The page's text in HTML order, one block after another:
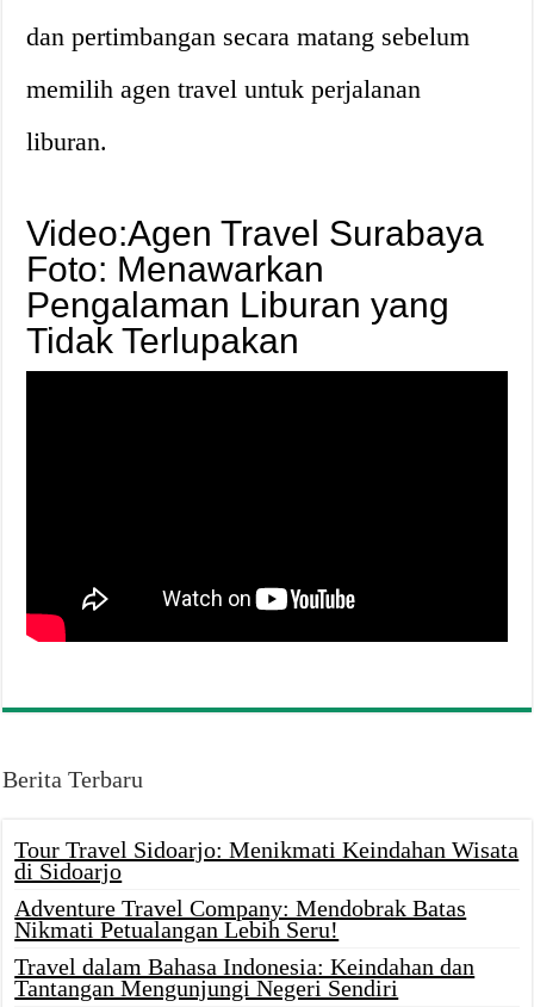
dan pertimbangan secara matang sebelum
memilih agen travel untuk perjalanan
liburan.
Video:Agen Travel Surabaya
Foto: Menawarkan
Pengalaman Liburan yang
Tidak Terlupakan
Berita Terbaru
Tour Travel Sidoarjo: Menikmati Keindahan Wisata
di Sidoarjo
Adventure Travel Company: Mendobrak Batas
Nikmati Petualangan Lebih Seru!
Travel dalam Bahasa Indonesia: Keindahan dan
Tantangan Mengunjungi Negeri Sendiri